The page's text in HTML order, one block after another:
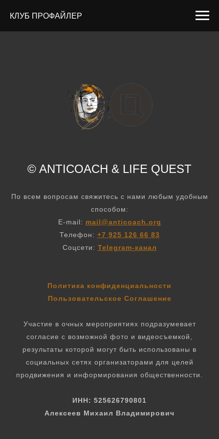
КЛУБ ПРОФАЙЛЕР
© ANTICOACH & LIFE QUEST
По всем вопросам свяжитесь с нами любым удобным
способом:
E-mail: mail@anticoach.org
Телефон: +7 925 126 66 83
Соцсети: Telegram-канал
Политика конфиденциальности
Пользовательское Соглашение
Участие в очных мероприятиях подразумевает
согласие с возможной фото и видеосъемкой,
результаты которой могут быть использованы в
социальных сетях организаторами для целей
продвижения и информирования общественности.
ИНН: 525626790801
Алексеев Михаил Владимирович